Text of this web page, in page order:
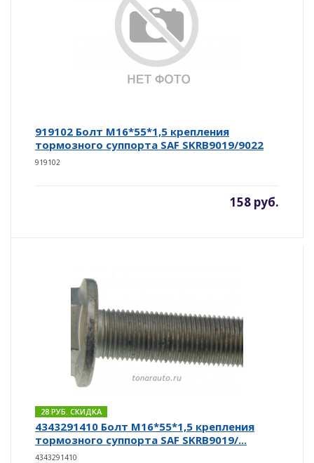
919102 Болт М16*55*1,5 крепления
тормозного суппорта SAF SKRB9019/9022
919102
158 руб.
28 РУБ. СКИДКА
4343291410 Болт М16*55*1,5 крепления
тормозного суппорта SAF SKRB9019/...
4343291410